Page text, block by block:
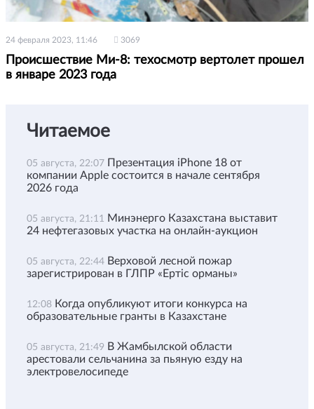
24 февраля 2023, 11:46 3069
Происшествие Ми-8: техосмотр вертолет прошел
в январе 2023 года
Читаемое
05 августа, 22:07 Презентация iPhone 18 от
компании Apple состоится в начале сентября
2026 года
05 августа, 21:11 Минэнерго Казахстана выставит
24 нефтегазовых участка на онлайн-аукцион
05 августа, 22:44 Верховой лесной пожар
зарегистрирован в ГЛПР «Ертіс орманы»
12:08 Когда опубликуют итоги конкурса на
образовательные гранты в Казахстане
05 августа, 21:49 В Жамбылской области
арестовали сельчанина за пьяную езду на
электровелосипеде